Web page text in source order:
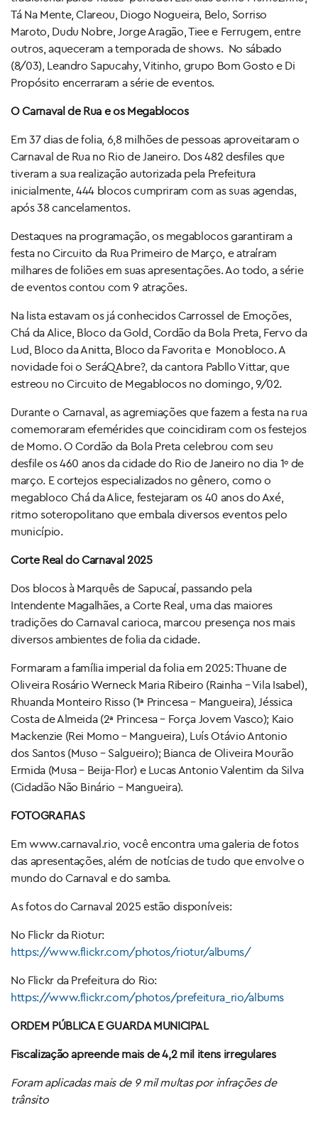
Tá Na Mente, Clareou, Diogo Nogueira, Belo, Sorriso
Maroto, Dudu Nobre, Jorge Aragão, Tiee e Ferrugem, entre
outros, aqueceram a temporada de shows. No sábado
(8/03), Leandro Sapucahy, Vitinho, grupo Bom Gosto e Di
Propósito encerraram a série de eventos.
O Carnaval de Rua e os Megablocos
Em 37 dias de folia, 6,8 milhões de pessoas aproveitaram o
Carnaval de Rua no Rio de Janeiro. Dos 482 desfiles que
tiveram a sua realização autorizada pela Prefeitura
inicialmente, 444 blocos cumpriram com as suas agendas,
após 38 cancelamentos.
Destaques na programação, os megablocos garantiram a
festa no Circuito da Rua Primeiro de Março, e atraíram
milhares de foliões em suas apresentações. Ao todo, a série
de eventos contou com 9 atrações.
Na lista estavam os já conhecidos Carrossel de Emoções,
Chá da Alice, Bloco da Gold, Cordão da Bola Preta, Fervo da
Lud, Bloco da Anitta, Bloco da Favorita e Monobloco. A
novidade foi o SeráQAbre?, da cantora Pabllo Vittar, que
estreou no Circuito de Megablocos no domingo, 9/02.
Durante o Carnaval, as agremiações que fazem a festa na rua
comemoraram efemérides que coincidiram com os festejos
de Momo. O Cordão da Bola Preta celebrou com seu
desfile os 460 anos da cidade do Rio de Janeiro no dia 1º de
março. E cortejos especializados no gênero, como o
megabloco Chá da Alice, festejaram os 40 anos do Axé,
ritmo soteropolitano que embala diversos eventos pelo
município.
Corte Real do Carnaval 2025
Dos blocos à Marquês de Sapucaí, passando pela
Intendente Magalhães, a Corte Real, uma das maiores
tradições do Carnaval carioca, marcou presença nos mais
diversos ambientes de folia da cidade.
Formaram a família imperial da folia em 2025: Thuane de
Oliveira Rosário Werneck Maria Ribeiro (Rainha – Vila Isabel),
Rhuanda Monteiro Risso (1ª Princesa – Mangueira), Jéssica
Costa de Almeida (2ª Princesa – Força Jovem Vasco); Kaio
Mackenzie (Rei Momo – Mangueira), Luís Otávio Antonio
dos Santos (Muso – Salgueiro); Bianca de Oliveira Mourão
Ermida (Musa – Beija-Flor) e Lucas Antonio Valentim da Silva
(Cidadão Não Binário – Mangueira).
FOTOGRAFIAS
Em www.carnaval.rio, você encontra uma galeria de fotos
das apresentações, além de notícias de tudo que envolve o
mundo do Carnaval e do samba.
As fotos do Carnaval 2025 estão disponíveis:
No Flickr da Riotur:
https://www.flickr.com/photos/riotur/albums/
No Flickr da Prefeitura do Rio:
https://www.flickr.com/photos/prefeitura_rio/albums
ORDEM PÚBLICA E GUARDA MUNICIPAL
Fiscalização apreende mais de 4,2 mil itens irregulares
Foram aplicadas mais de 9 mil multas por infrações de
trânsito